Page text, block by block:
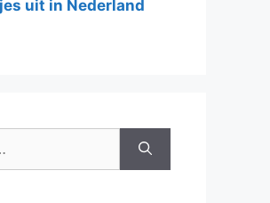
uit in Nederland